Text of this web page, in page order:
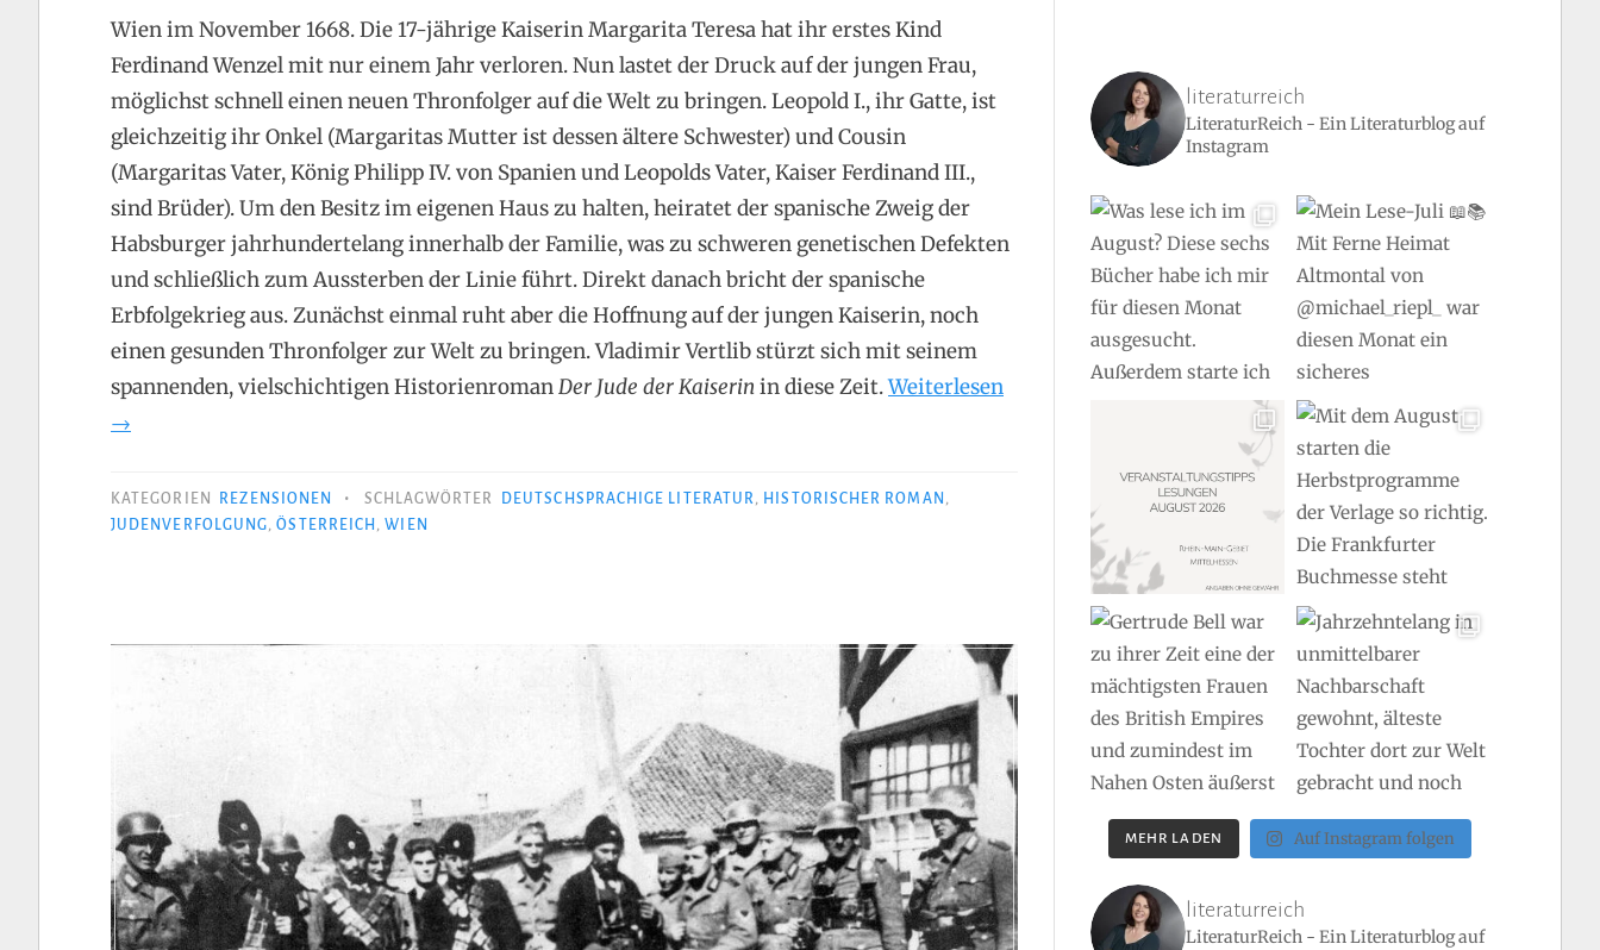
Wien im November 1668. Die 17-jährige Kaiserin Margarita Teresa hat ihr erstes Kind
Ferdinand Wenzel mit nur einem Jahr verloren. Nun lastet der Druck auf der jungen Frau,
möglichst schnell einen neuen Thronfolger auf die Welt zu bringen. Leopold I., ihr Gatte, ist
gleichzeitig ihr Onkel (Margaritas Mutter ist dessen ältere Schwester) und Cousin
(Margaritas Vater, König Philipp IV. von Spanien und Leopolds Vater, Kaiser Ferdinand III.,
sind Brüder). Um den Besitz im eigenen Haus zu halten, heiratet der spanische Zweig der
Habsburger jahrhundertelang innerhalb der Familie, was zu schweren genetischen Defekten
und schließlich zum Aussterben der Linie führt. Direkt danach bricht der spanische
Erbfolgekrieg aus. Zunächst einmal ruht aber die Hoffnung auf der jungen Kaiserin, noch
einen gesunden Thronfolger zur Welt zu bringen. Vladimir Vertlib stürzt sich mit seinem
spannenden, vielschichtigen HistorienromanDer Jude der Kaiserinin diese Zeit.Weiterlesen „Vladimir
Kaiserin“
→
KATEGORIEN REZENSIONEN • SCHLAGWÖRTER DEUTSCHSPRACHIGE LITERATUR , HISTORISCHER ROMAN ,
JUDENVERFOLGUNG,ÖSTERREICH ,WIEN
literaturreich
LiteraturReich - Ein Literaturblog auf
Instagram
MEHR LADEN Auf Instagram folgen
literaturreich
LiteraturReich - Ein Literaturblog auf